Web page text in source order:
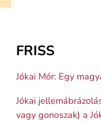
FRISS
Jókai Mór: Egy
Jókai
vagy gonoszak) a